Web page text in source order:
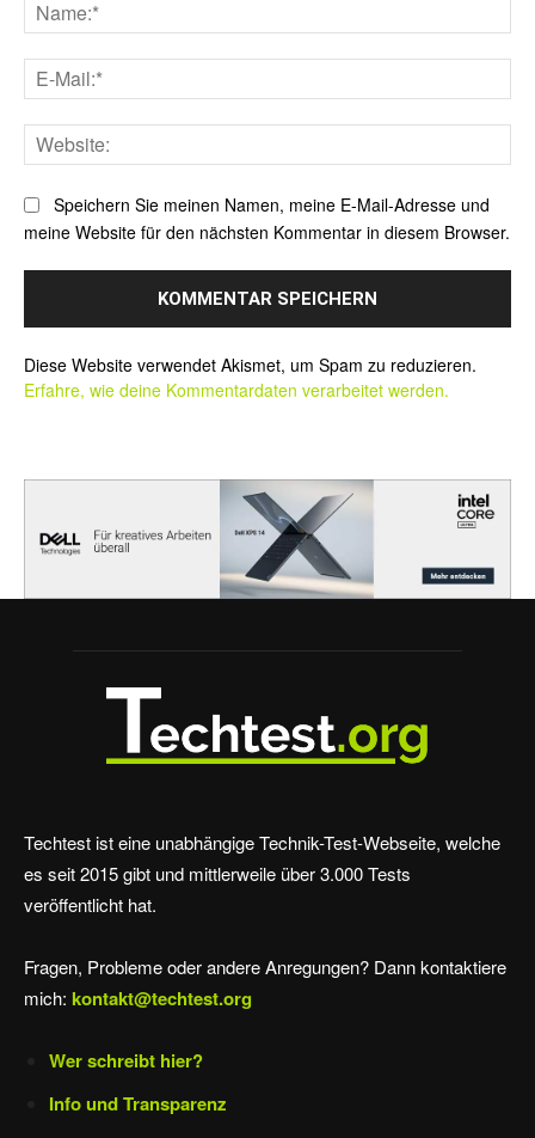
Speichern Sie meinen Namen, meine E-Mail-Adresse und
meine Website für den nächsten Kommentar in diesem Browser.
Diese Website verwendet Akismet, um Spam zu reduzieren.
Erfahre, wie deine Kommentardaten verarbeitet werden.
Techtest ist eine unabhängige Technik-Test-Webseite, welche
es seit 2015 gibt und mittlerweile über 3.000 Tests
veröffentlicht hat.
Fragen, Probleme oder andere Anregungen? Dann kontaktiere
mich: kontakt@techtest.org
Wer schreibt hier?
Info und Transparenz